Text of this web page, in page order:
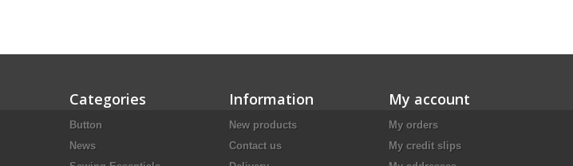
Categories
Button
News
Information
New products
Contact us
My account
My orders
My credit slips